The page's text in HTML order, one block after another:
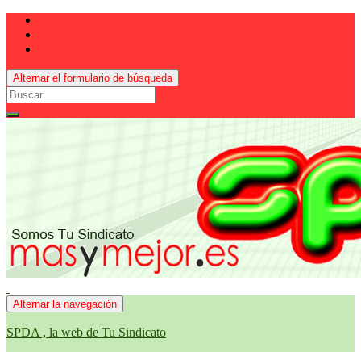
Alternar el formulario de búsqueda
Search
for:
Alternar la navegación
SPDA , la web de Tu Sindicato